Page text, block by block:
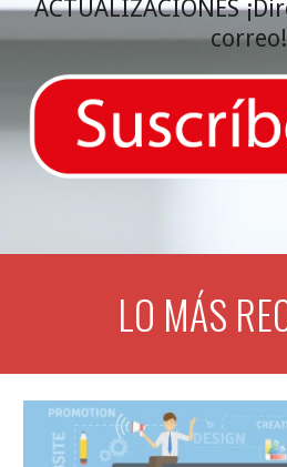
ACTUALIZACIONES
correo!
LO MÁS